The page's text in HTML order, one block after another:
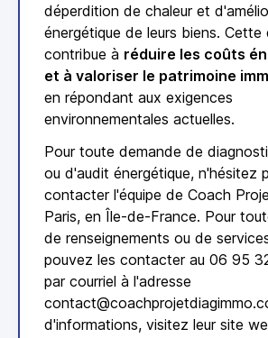
déperdition de chaleur et
énergétique de leurs biens. Cette
contribue à réduire les coûts
et à valoriser le patrimoine
en répondant aux exigences
environnementales actuelles.
Pour toute demande de
ou d'audit énergétique, n'hésitez
contacter l'équipe de Coach
Paris, en Île-de-France. Pour
de renseignements ou de
pouvez les contacter au 06 95
par courriel à l'adresse
d'informations, visitez leur site